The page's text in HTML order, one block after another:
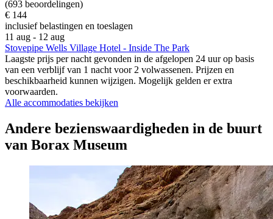
(693 beoordelingen)
€ 144
inclusief belastingen en toeslagen
11 aug - 12 aug
Stovepipe Wells Village Hotel - Inside The Park
Laagste prijs per nacht gevonden in de afgelopen 24 uur op basis
van een verblijf van 1 nacht voor 2 volwassenen. Prijzen en
beschikbaarheid kunnen wijzigen. Mogelijk gelden er extra
voorwaarden.
Alle accommodaties bekijken
Andere bezienswaardigheden in de buurt
van Borax Museum